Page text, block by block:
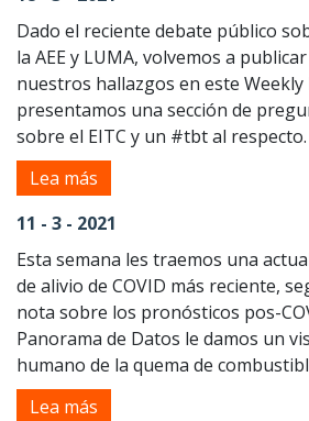
Dado el reciente debate público
la AEE y LUMA, volvemos a
nuestros hallazgos en este Weekly
presentamos una sección de
sobre el EITC y un #tbt al respecto.
Lea más
11 - 3 - 2021
Esta semana les traemos una
de alivio de COVID más reciente,
nota sobre los pronósticos pos-
Panorama de Datos le damos un
humano de la quema de
Lea más